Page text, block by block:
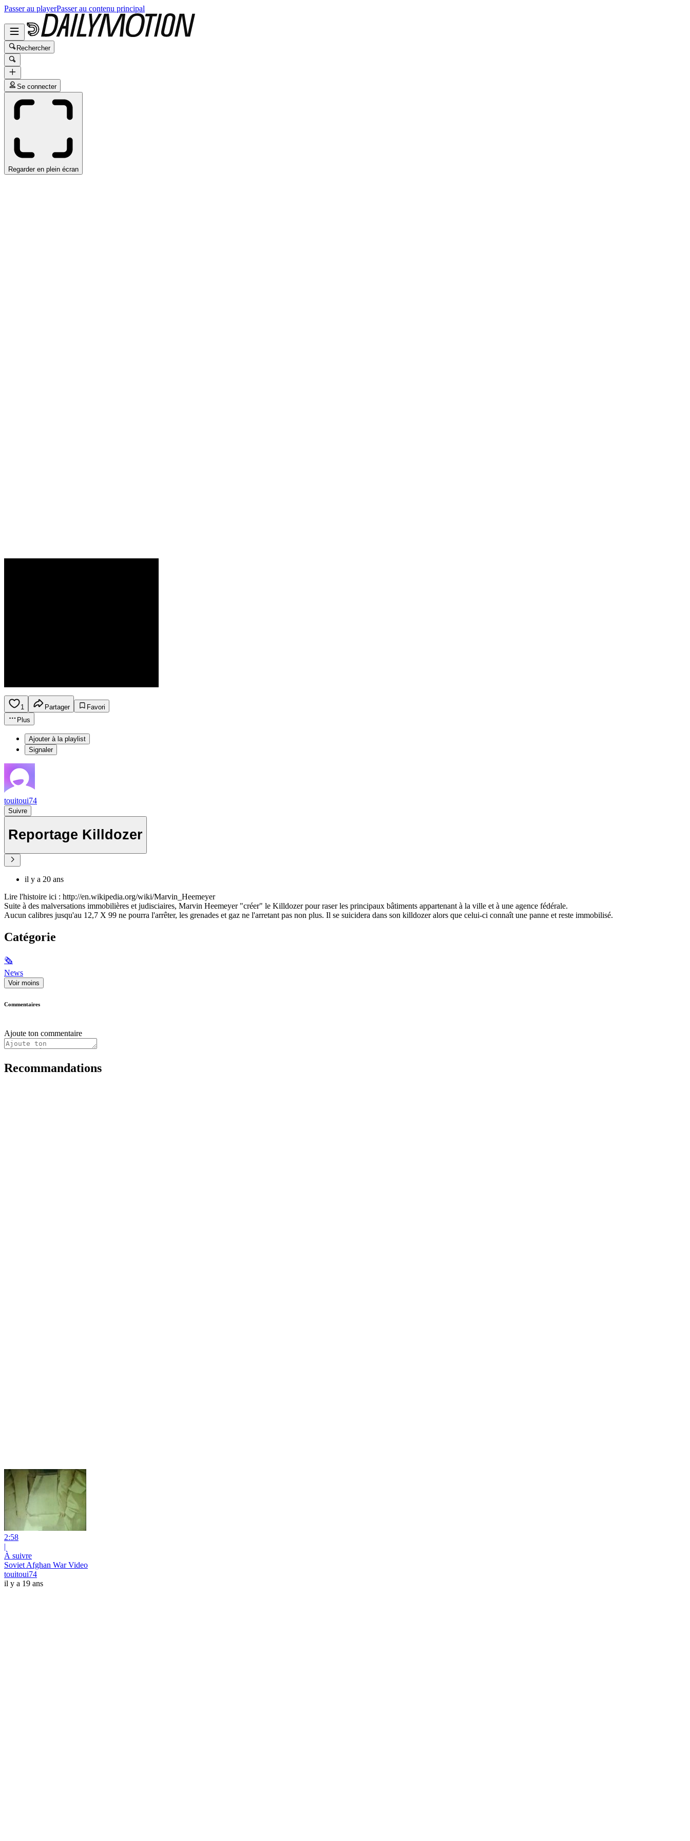
Passer au playerPasser au contenu principal
Rechercher
Se connecter
Regarder en plein écran
1 Partager
Favori
Plus
Ajouter à la playlist
Signaler
touitoui74
Suivre
Reportage Killdozer
il y a 20 ans
Lire l'histoire ici : http://en.wikipedia.org/wiki/Marvin_Heemeyer
Suite à des malversations immobilières et judisciaires, Marvin Heemeyer "créer" le Killdozer pour raser les principaux bâtiments appartenant à la ville et à une agence fédérale.
Aucun calibres jusqu'au 12,7 X 99 ne pourra l'arrêter, les grenades et gaz ne l'arretant pas non plus. Il se suicidera dans son killdozer alors que celui-ci connaît une panne et reste immobilisé.
Catégorie
🗞
News
Voir moins
Commentaires
Ajoute ton commentaire
Recommandations
2:58
|
À suivre
Soviet Afghan War Video
touitoui74
il y a 19 ans